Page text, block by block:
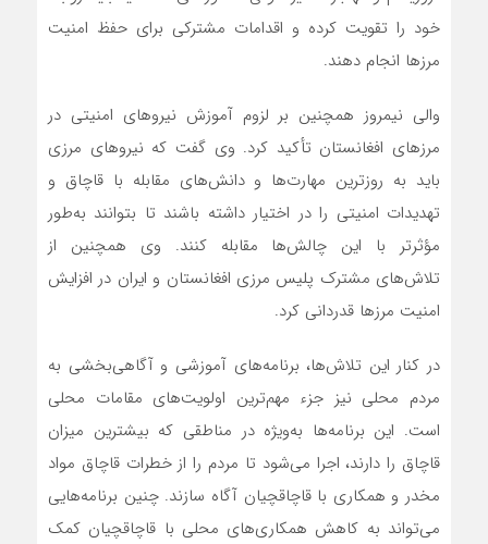
خود را تقویت کرده و اقدامات مشترکی برای حفظ امنیت
مرزها انجام دهند.
والی نیمروز همچنین بر لزوم آموزش نیروهای امنیتی در
مرزهای افغانستان تأکید کرد. وی گفت که نیروهای مرزی
باید به روزترین مهارت‌ها و دانش‌های مقابله با قاچاق و
تهدیدات امنیتی را در اختیار داشته باشند تا بتوانند به‌طور
مؤثرتر با این چالش‌ها مقابله کنند. وی همچنین از
تلاش‌های مشترک پلیس مرزی افغانستان و ایران در افزایش
امنیت مرزها قدردانی کرد.
در کنار این تلاش‌ها، برنامه‌های آموزشی و آگاهی‌بخشی به
مردم محلی نیز جزء مهم‌ترین اولویت‌های مقامات محلی
است. این برنامه‌ها به‌ویژه در مناطقی که بیشترین میزان
قاچاق را دارند، اجرا می‌شود تا مردم را از خطرات قاچاق مواد
مخدر و همکاری با قاچاقچیان آگاه سازند. چنین برنامه‌هایی
می‌تواند به کاهش همکاری‌های محلی با قاچاقچیان کمک